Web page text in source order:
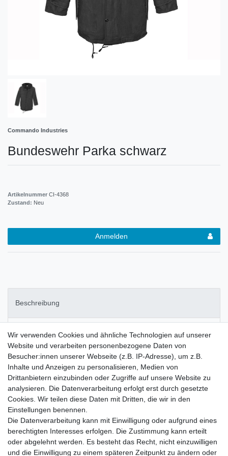
Commando Industries
Bundeswehr Parka schwarz
Artikelnummer CI-4368
Zustand: Neu
Anmelden
Beschreibung
Weitere Details
COMMANDO Fertigung des bekannten und bewährten BW Parka
der 80er Jahre -
nach hohen Qualitätsvorschriften gefertigt
ausknöpfbares Innenfutter
feste Kapuze
4 große Außentaschen
Wir verwenden Cookies und ähnliche Technologien auf unserer
Website und verarbeiten personenbezogene Daten von
Besucher:innen unserer Webseite (z.B. IP-Adresse), um z.B.
Inhalte und Anzeigen zu personalisieren, Medien von
Drittanbietern einzubinden oder Zugriffe auf unsere Website zu
analysieren. Die Datenverarbeitung erfolgt erst durch gesetzte
Cookies. Wir teilen diese Daten mit Dritten, die wir in den
Einstellungen benennen.
Die Datenverarbeitung kann mit Einwilligung oder aufgrund eines
berechtigten Interesses erfolgen. Die Zustimmung kann erteilt
oder abgelehnt werden. Es besteht das Recht, nicht einzuwilligen
und die Einwilligung zu einem späteren Zeitpunkt zu ändern oder